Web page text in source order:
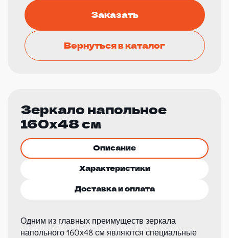
Заказать
Вернуться в каталог
Зеркало напольное
160х48 см
Описание
Характеристики
Доставка и оплата
Одним из главных преимуществ зеркала
напольного 160х48 см являются специальные